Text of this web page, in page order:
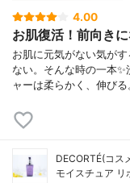
4.00
お肌復活！前向きに
お肌に元気がない気が
ない。そんな時の一本
ャーは柔らかく、伸び
DECORTÉ(コス
モイスチュア リ